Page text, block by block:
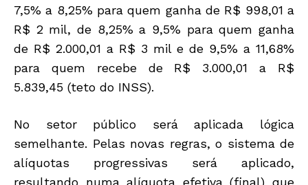
7,5% a 8,25% para quem ganha de R$ 998,01 a
R$ 2 mil, de 8,25% a 9,5% para quem ganha
de R$ 2.000,01 a R$ 3 mil e de 9,5% a 11,68%
para quem recebe de R$ 3.000,01 a R$
5.839,45 (teto do INSS).
No setor público será aplicada lógica
semelhante. Pelas novas regras, o sistema de
alíquotas progressivas será aplicado,
resultando numa alíquota efetiva (final) que